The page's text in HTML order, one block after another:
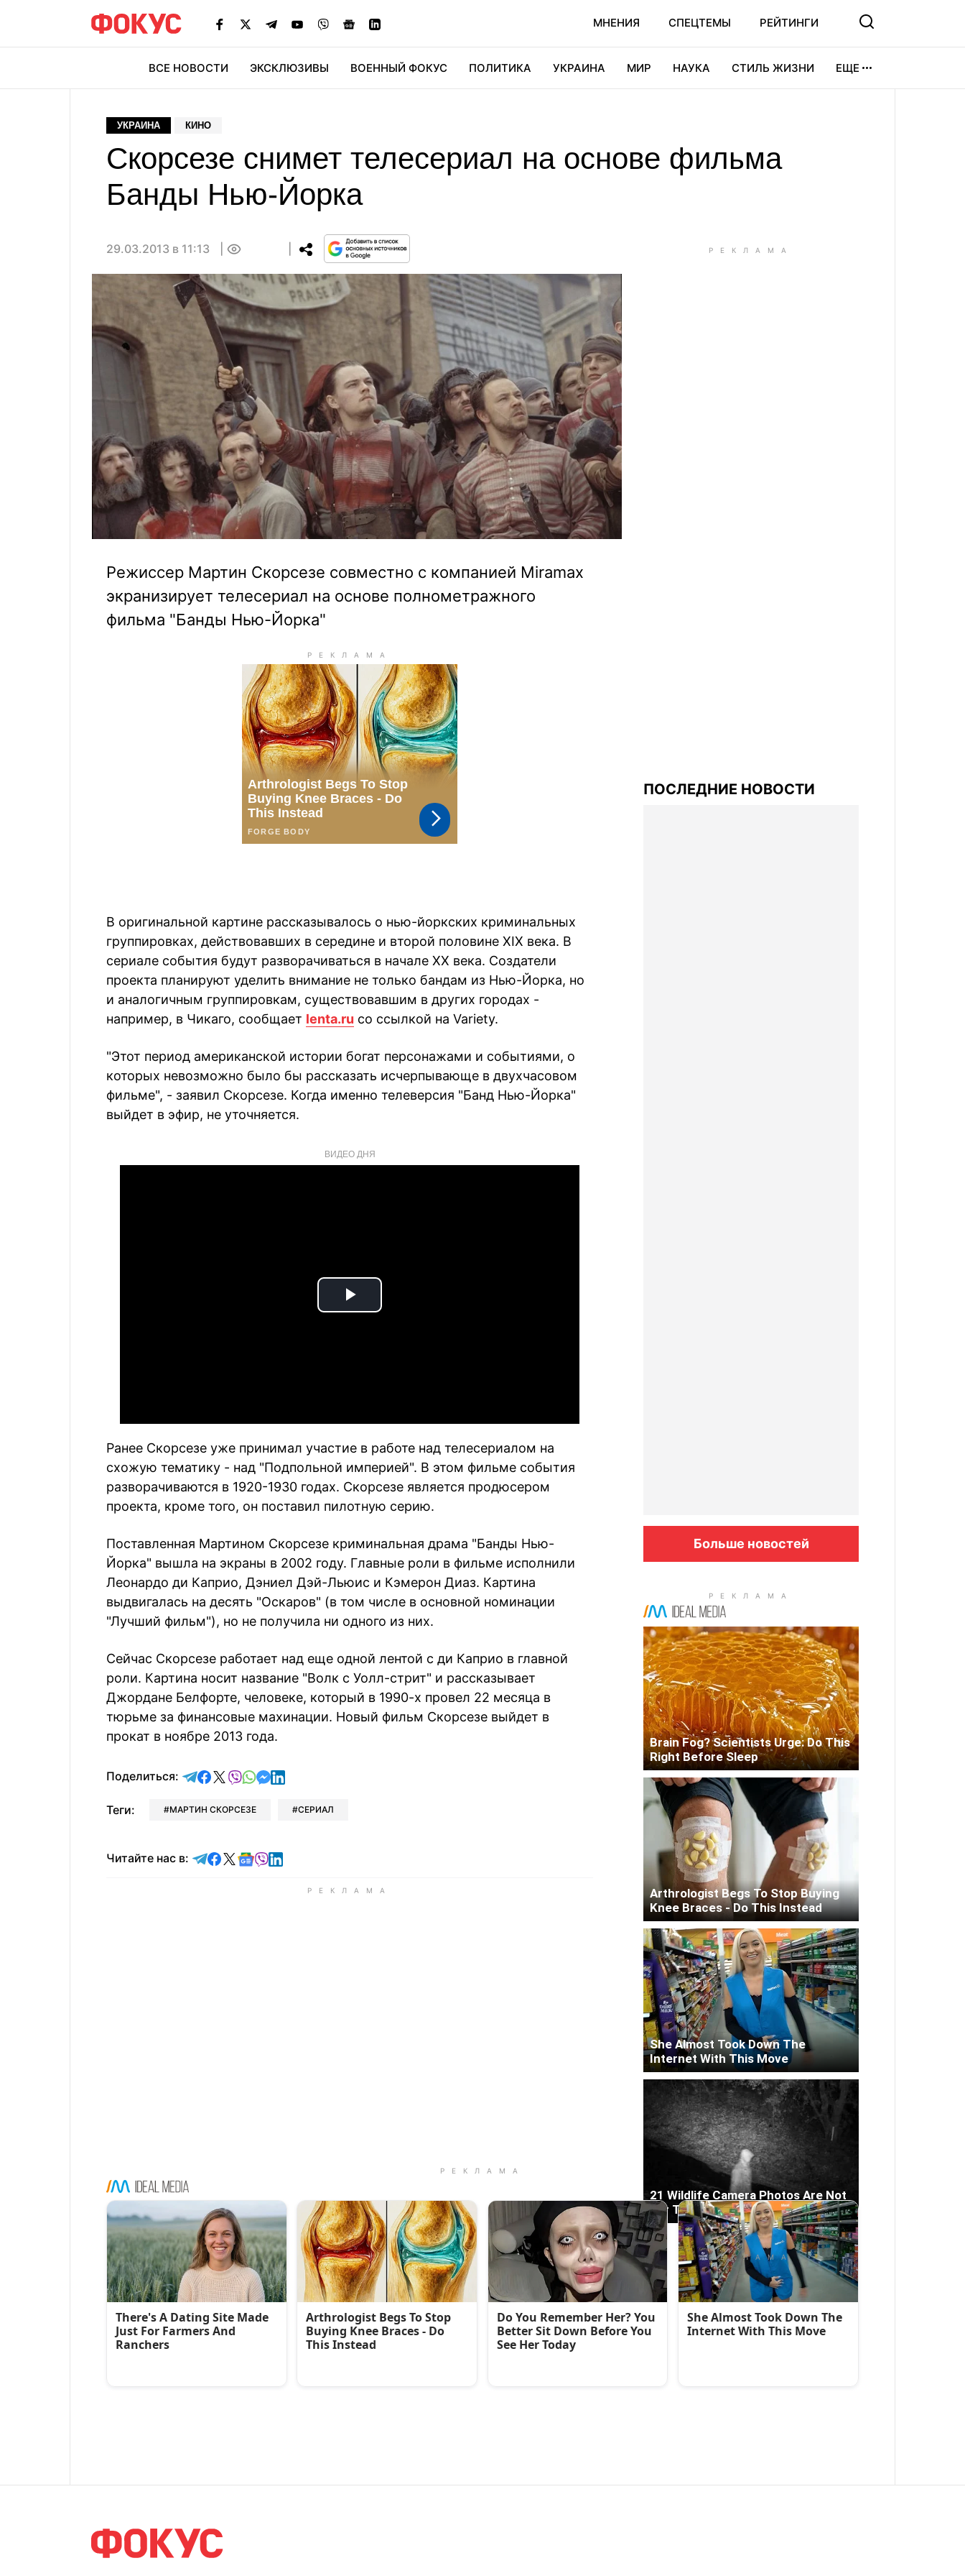
МНЕНИЯ СПЕЦТЕМЫ РЕЙТИНГИ
ВСЕ НОВОСТИ ЭКСКЛЮЗИВЫ ВОЕННЫЙ ФОКУС ПОЛИТИКА УКРАИНА МИР НАУКА СТИЛЬ ЖИЗНИ ЕЩЕ
УКРАИНА КИНО
Скорсезе снимет телесериал на основе фильма
Банды Нью-Йорка
29.03.2013 в 11:13
Режиссер Мартин Скорсезе совместно с компанией Miramax
экранизирует телесериал на основе полнометражного
фильма "Банды Нью-Йорка"
В оригинальной картине рассказывалось о нью-йоркских криминальных
группировках, действовавших в середине и второй половине XIX века. В
сериале события будут разворачиваться в начале XX века. Создатели
проекта планируют уделить внимание не только бандам из Нью-Йорка, но
и аналогичным группировкам, существовавшим в других городах -
например, в Чикаго, сообщает lenta.ru со ссылкой на Variety.
"Этот период американской истории богат персонажами и событиями, о
которых невозможно было бы рассказать исчерпывающе в двухчасовом
фильме", - заявил Скорсезе. Когда именно телеверсия "Банд Нью-Йорка"
выйдет в эфир, не уточняется.
ВИДЕО ДНЯ
Play
Ранее Скорсезе уже принимал участие в работе над телесериалом на
схожую тематику - над "Подпольной империей". В этом фильме события
разворачиваются в 1920-1930 годах. Скорсезе является продюсером
проекта, кроме того, он поставил пилотную серию.
Поставленная Мартином Скорсезе криминальная драма "Банды Нью-
Йорка" вышла на экраны в 2002 году. Главные роли в фильме исполнили
Леонардо ди Каприо, Дэниел Дэй-Льюис и Кэмерон Диаз. Картина
выдвигалась на десять "Оскаров" (в том числе в основной номинации
"Лучший фильм"), но не получила ни одного из них.
Сейчас Скорсезе работает над еще одной лентой с ди Каприо в главной
роли. Картина носит название "Волк с Уолл-стрит" и рассказывает
Джордане Белфорте, человеке, который в 1990-х провел 22 месяца в
тюрьме за финансовые махинации. Новый фильм Скорсезе выйдет в
прокат в ноябре 2013 года.
Поделиться: отправить в Telegram
поделиться в Facebook
поделиться в X
отправить в Viber
отправить в Whatsapp
отправить в Messenger
отправить в LinkedIn
Теги: МАРТИН СКОРСЕЗЕ СЕРИАЛ
Читайте нас в: Читайте в Telegram
Читайте в Facebook
Читайте в X
Читайте в Google news
Читайте в Viber
Читайте в LinkedIn
ПОСЛЕДНИЕ НОВОСТИ
Больше новостей